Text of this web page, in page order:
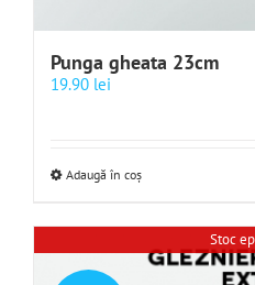
Punga gheata 23cm
19.90 lei
Adaugă în coș
Stoc